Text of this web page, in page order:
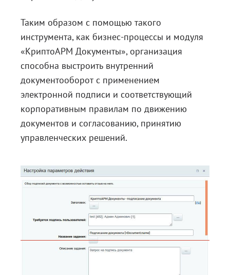
Таким образом с помощью такого
инструмента, как бизнес-процессы и модуля
«КриптоАРМ Документы», организация
способна выстроить внутренний
документооборот с применением
электронной подписи и соответствующий
корпоративным правилам по движению
документов и согласованию, принятию
управленческих решений.